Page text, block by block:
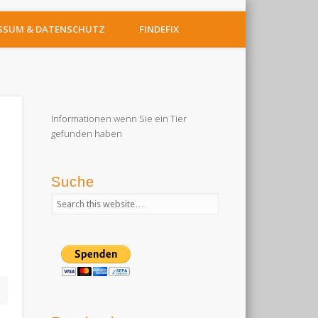
& DATENSCHUTZ FINDEFIX
Informationen wenn Sie ein Tier
gefunden haben
Suche